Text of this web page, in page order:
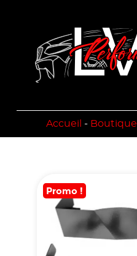
Accueil - Boutique
Promo !